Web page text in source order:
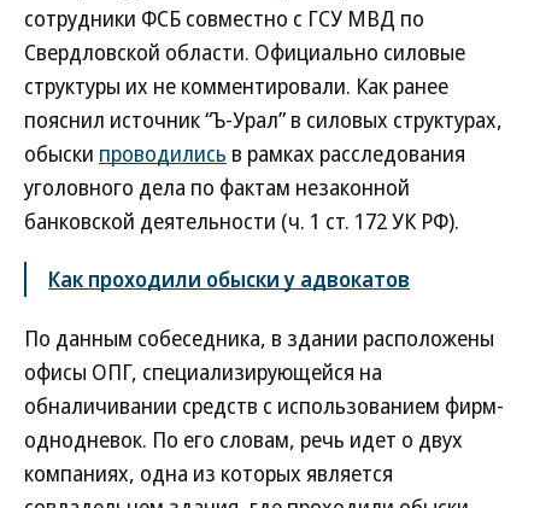
сотрудники ФСБ совместно с ГСУ МВД по
Свердловской области. Официально силовые
структуры их не комментировали. Как ранее
пояснил источник “Ъ-Урал” в силовых структурах,
обыски проводились в рамках расследования
уголовного дела по фактам незаконной
банковской деятельности (ч. 1 ст. 172 УК РФ).
Как проходили обыски у адвокатов
По данным собеседника, в здании расположены
офисы ОПГ, специализирующейся на
обналичивании средств с использованием фирм-
однодневок. По его словам, речь идет о двух
компаниях, одна из которых является